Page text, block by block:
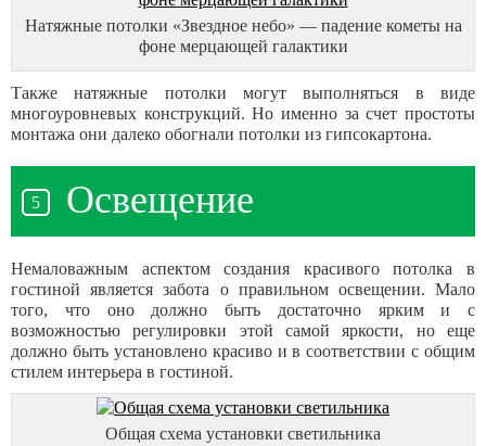
Натяжные потолки «Звездное небо» — падение кометы на
фоне мерцающей галактики
Также натяжные потолки могут выполняться в виде
многоуровневых конструкций. Но именно за счет простоты
монтажа они далеко обогнали потолки из гипсокартона.
Освещение
Немаловажным аспектом создания красивого потолка в
гостиной является забота о правильном освещении. Мало
того, что оно должно быть достаточно ярким и с
возможностью регулировки этой самой яркости, но еще
должно быть установлено красиво и в соответствии с общим
стилем интерьера в гостиной.
Общая схема установки светильника